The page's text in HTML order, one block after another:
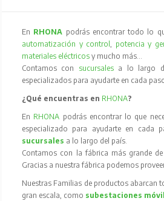
En RHONA podrás encontrar todo lo
automatización y control, potencia y
materiales eléctricos y mucho más…
Contamos con sucursales a lo largo
especializados para ayudarte en cada
¿Qué encuentras en RHONA?
En RHONA podrás encontrar lo que
especializado para ayudarte en cada
sucursales a lo largo del país.
Contamos con la fábrica más grande
Gracias a nuestra fábrica podemos
Nuestras Familias de productos abarcan
gran escala, como subestaciones